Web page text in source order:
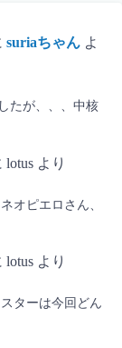
suriaちゃん よ
たが、、、中核
lotus より
オピエロさん、
lotus より
ターは今回どん